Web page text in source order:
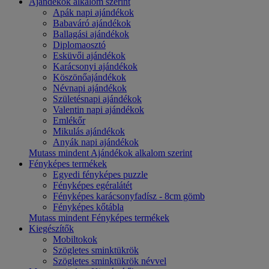
Apák napi ajándékok
Babaváró ajándékok
Ballagási ajándékok
Diplomaosztó
Esküvői ajándékok
Karácsonyi ajándékok
Köszönőajándékok
Névnapi ajándékok
Születésnapi ajándékok
Valentin napi ajándékok
Emlékőr
Mikulás ajándékok
Anyák napi ajándékok
Mutass mindent Ajándékok alkalom szerint
Fényképes termékek
Egyedi fényképes puzzle
Fényképes egéralátét
Fényképes karácsonyfadísz - 8cm gömb
Fényképes kőtábla
Mutass mindent Fényképes termékek
Kiegészítők
Mobiltokok
Szögletes sminktükrök
Szögletes sminktükrök névvel